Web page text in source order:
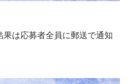
果は応募者全員に郵送で通知